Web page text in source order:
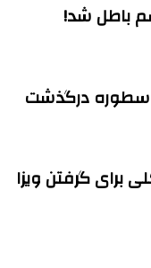
اسطوره درگذشت
برای گرفتن ویزا